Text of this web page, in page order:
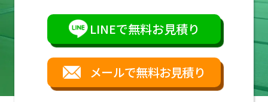
LINEで無料お見積り
メールで無料お見積り